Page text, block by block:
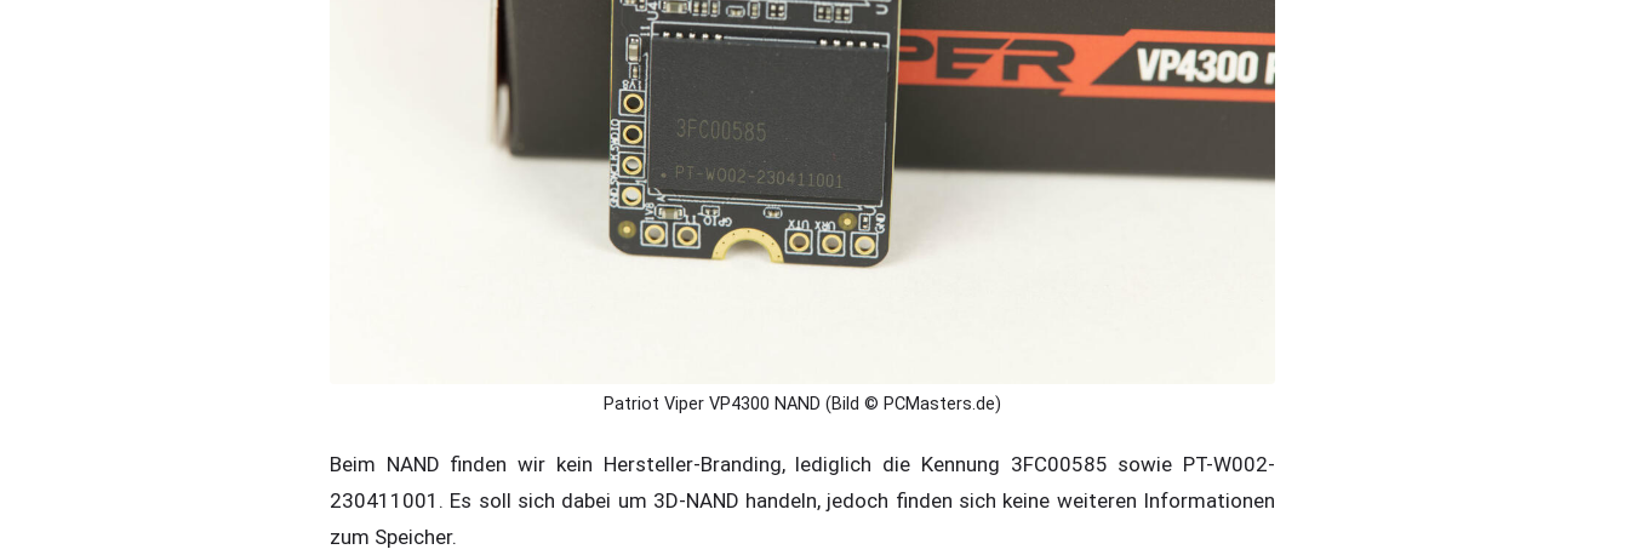
Patriot Viper VP4300 NAND (Bild © PCMasters.de)
Beim NAND finden wir kein Hersteller-Branding, lediglich die Kennung 3FC00585 sowie PT-W002-
230411001. Es soll sich dabei um 3D-NAND handeln, jedoch finden sich keine weiteren Informationen
zum Speicher.